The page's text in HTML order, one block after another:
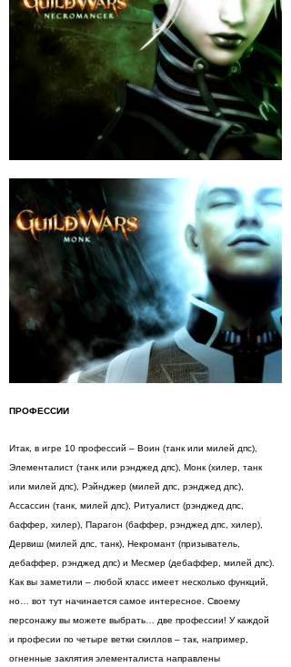
ПРОФЕССИИ
Итак, в игре 10 профессий – Воин (танк или милей дпс),
Элементалист (танк или рэнджед дпс), Монк (хилер, танк
или милей дпс), Рэйнджер (милей дпс, рэнджед дпс),
Ассассин (танк, милей дпс), Ритуалист (рэнджед дпс,
баффер, хилер), Парагон (баффер, рэнджед дпс, хилер),
Дервиш (милей дпс, танк), Некромант (призыватель,
дебаффер, рэнджед дпс) и Месмер (дебаффер, милей дпс).
Как вы заметили – любой класс имеет несколько функций,
но… вот тут начинается самое интересное. Своему
персонажу вы можете выбрать… две профессии! У каждой
и професии по четыре ветки скиллов – так, например,
огненные заклятия элементалиста направлены